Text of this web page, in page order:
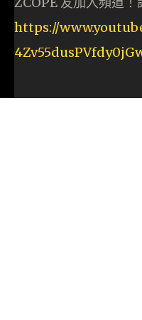
https://